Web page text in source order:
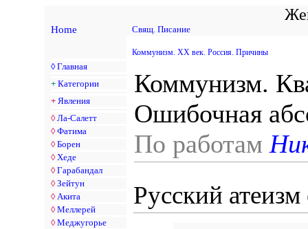
Home Свящ. Писание
◊ Главная
+ Категории
+ Явления
◊ Ла-Салетт
◊ Фатима
◊ Борен
◊ Хеде
◊ Гарабандал
◊ Зейтун
◊ Акита
◊ Меллерей
◊ Меджугорье
Коммунизм. XX век. Россия. Причины
Коммунизм.
Ошибочная
По работам
Русский